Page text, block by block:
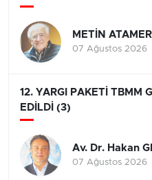
METİN ATAMER
07 Ağustos 2026
12. YARGI PAKETİ TBMM
EDİLDİ (3)
Av. Dr. Hakan
07 Ağustos 2026